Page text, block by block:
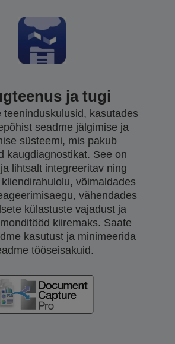
ja tugi
teeninduskulusid, kasutades
seadme jälgimise ja
süsteemi, mis pakub
kaugdiagnostikat. See on
lihtsalt integreeritav ning
võimaldades
vähendades
külastuste vajadust ja
kiiremaks. Saate
kasutust ja minimeerida
tööseisakuid.